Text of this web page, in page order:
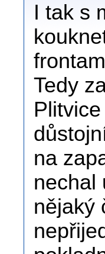
I tak s
Tedy
na
nechal
nějaký